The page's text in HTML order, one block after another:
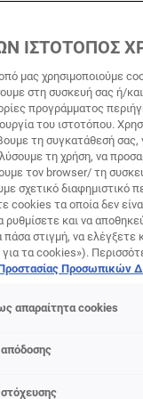
&
που κυκλοφορεί,
(τουλάχιστον)
ΙΣΤΟΤΟΠΟΣ
μας χρησιμοποιούμε
στη συσκευή σας ή/
προγράμματος
του ιστοτόπου.
τη συγκατάθεσή σας,
τη χρήση, να
τον browser/ τη
σχετικό διαφημιστικό
cookies τα οποία δεν
ρυθμίσετε και να
πάσα στιγμή, να ελέγξετε
για τα cookies»).
Προσωπικών
απαραίτητα cookies